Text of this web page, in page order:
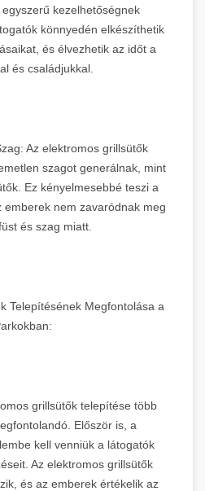
kezelhetőségnek
könnyedén elkészíthetik
és élvezhetik az időt a
és családjukkal.
Az elektromos grillsütők
szagot generálnak, mint
Ez kényelmesebbé teszi a
emberek nem zavaródnak meg
és szag miatt.
Telepítésének Megfontolása a
grillsütők telepítése több
Először is, a
kell venniük a látogatók
Az elektromos grillsütők
és az emberek értékelik az